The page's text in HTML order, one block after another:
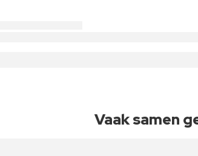
Vaak samen